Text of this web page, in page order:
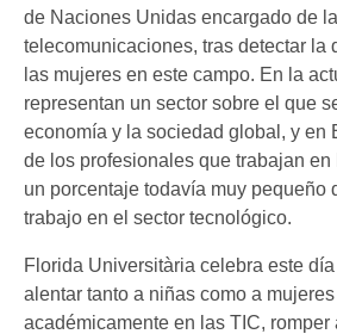
de Naciones Unidas encargado de
telecomunicaciones, tras detectar la
las mujeres en este campo. En la
representan un sector sobre el que
economía y la sociedad global, y en
de los profesionales que trabajan en
un porcentaje todavía muy pequeño
trabajo en el sector tecnológico.
Florida Universitària celebra este
alentar tanto a niñas como a
académicamente en las TIC, romper